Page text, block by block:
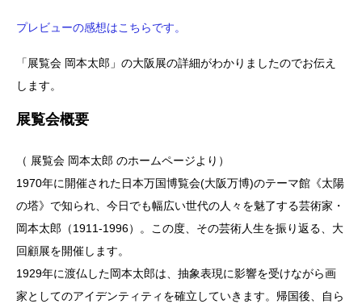
プレビューの感想はこちらです。
「展覧会 岡本太郎」の大阪展の詳細がわかりましたのでお伝え
します。
展覧会概要
（ 展覧会 岡本太郎 のホームページより）
1970年に開催された日本万国博覧会(大阪万博)のテーマ館《太陽
の塔》で知られ、今日でも幅広い世代の人々を魅了する芸術家・
岡本太郎（1911-1996）。この度、その芸術人生を振り返る、大
回顧展を開催します。
1929年に渡仏した岡本太郎は、抽象表現に影響を受けながら画
家としてのアイデンティティを確立していきます。帰国後、自ら